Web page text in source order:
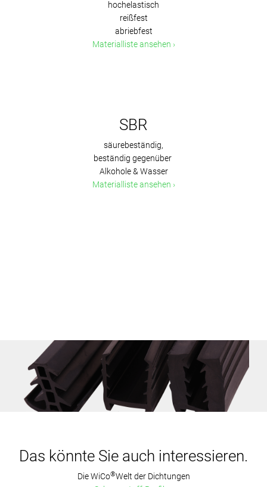
hochelastisch
reißfest
abriebfest
Materialliste ansehen
SBR
säurebeständig,
beständig gegenüber
Alkohole & Wasser
Materialliste ansehen
Das könnte Sie auch interessieren.
Die WiCo®Welt der Dichtungen